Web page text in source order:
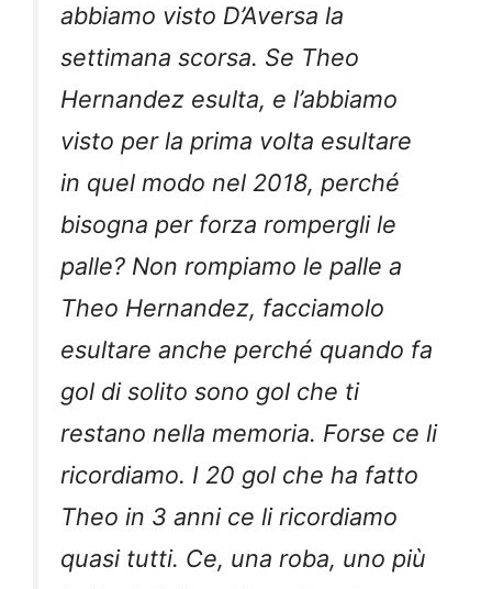
abbiamo visto D’Aversa la
settimana scorsa. Se Theo
Hernandez esulta, e l’abbiamo
visto per la prima volta esultare
in quel modo nel 2018, perché
bisogna per forza rompergli le
palle? Non rompiamo le palle a
Theo Hernandez, facciamolo
esultare anche perché quando fa
gol di solito sono gol che ti
restano nella memoria. Forse ce li
ricordiamo. I 20 gol che ha fatto
Theo in 3 anni ce li ricordiamo
quasi tutti. Ce, una roba, uno più